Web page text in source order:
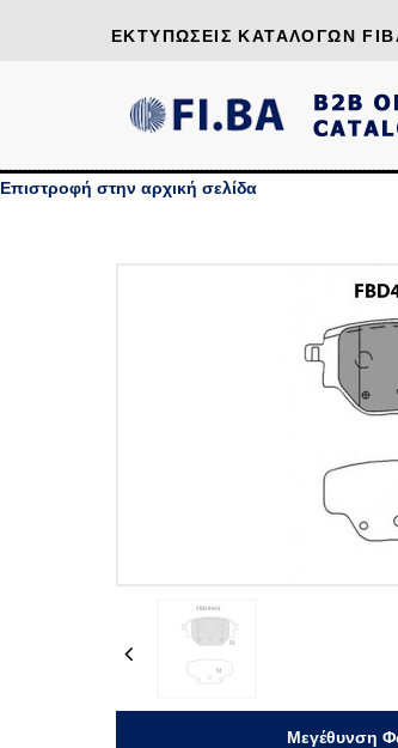
ΕΚΤΥΠΏΣΕΙΣ ΚΑΤΑΛΌΓΩΝ
Επιστροφή στην αρχική σελίδα
Previous
Μεγέθυνση